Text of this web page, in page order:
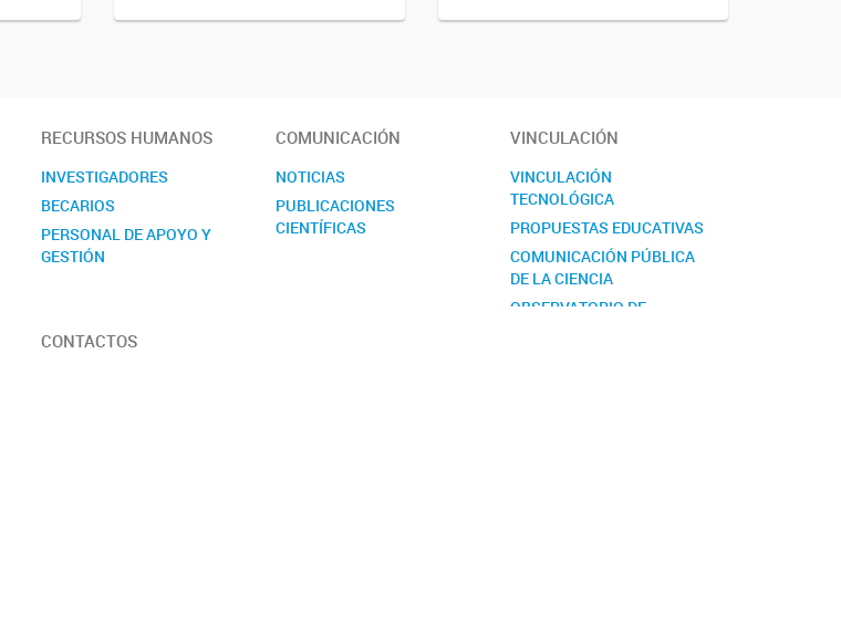
RECURSOS HUMANOS
INVESTIGADORES
BECARIOS
PERSONAL DE APOYO Y
GESTIÓN
COMUNICACIÓN
NOTICIAS
PUBLICACIONES
CIENTÍFICAS
VINCULACIÓN
VINCULACIÓN
TECNOLÓGICA
PROPUESTAS EDUCATIVAS
COMUNICACIÓN PÚBLICA
DE LA CIENCIA
OBSERVATORIO DE
CONTACTOS